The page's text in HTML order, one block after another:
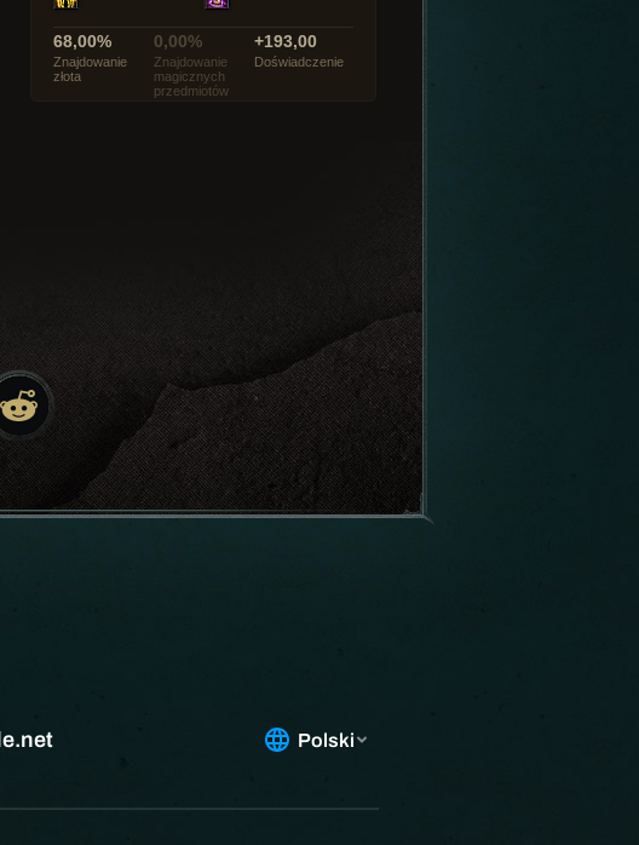
68,00%
Znajdowanie
złota
0,00%
Znajdowanie
magicznych
przedmiotów
+193,00
Doświadczenie